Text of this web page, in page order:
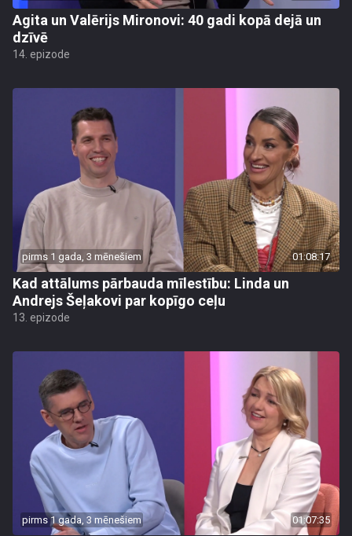
Agita un Valērijs Mironovi: 40 gadi kopā dejā un
dzīvē
14. epizode
pirms 1 gada, 3 mēnešiem 01:08:17
Kad attālums pārbauda mīlestību: Linda un
Andrejs Šeļakovi par kopīgo ceļu
13. epizode
pirms 1 gada, 3 mēnešiem 01:07:35